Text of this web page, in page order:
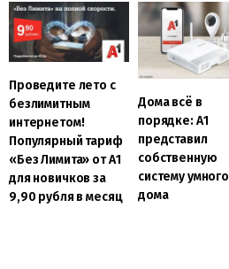
Проведите лето с
безлимитным
интернетом!
Популярный тариф
«Без Лимита» от А1
для новичков за
9,90 рубля в месяц
Дома всё в
порядке: А1
представил
собственную
систему умного
дома